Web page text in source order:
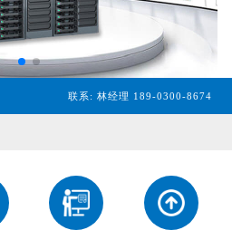
联系: 林经理 189-0300-8674